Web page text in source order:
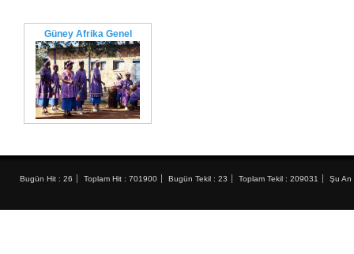
Güney Afrika Genel
Bugün Hit : 26 Toplam Hit : 701900 Bugün Tekil : 23 Toplam Tekil : 209031 Şu An